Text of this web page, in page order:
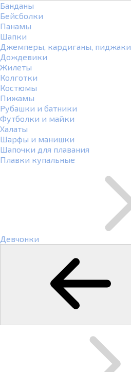
Банданы
Бейсболки
Панамы
Шапки
Джемперы, кардиганы, пиджаки
Дождевики
Жилеты
Колготки
Костюмы
Пижамы
Рубашки и батники
Футболки и майки
Халаты
Шарфы и манишки
Шапочки для плавания
Плавки купальные
Девчонки